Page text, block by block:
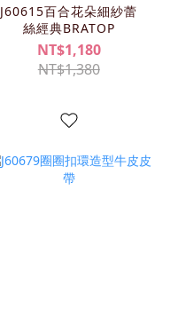
J60615百合花朵細紗蕾
絲經典BRATOP
NT$1,180
NT$1,380